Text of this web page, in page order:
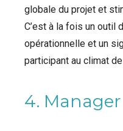
globale du projet et
C’est à la fois un outil
opérationnelle et un
participant au climat
4.